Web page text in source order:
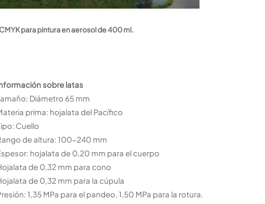
para pintura en aerosol de 400 ml.
sobre latas
Diámetro 65 mm
prima: hojalata del Pacífico
Cuello
de altura: 100-240 mm
hojalata de 0,20 mm para el cuerpo
de 0,32 mm para cono
de 0,32 mm para la cúpula
1,35 MPa para el pandeo, 1,50 MPa para la rotura.